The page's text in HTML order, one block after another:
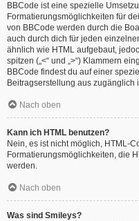
BBCode ist eine spezielle
Formatierungsmöglichkeiten für
von BBCode werden durch die
auch durch dich für jeden
ähnlich wie HTML aufgebaut,
spitzen („<“ und „>“) Klammern
BBCode findest du auf einer
Beitragserstellung aus zugänglich
Nach oben
Kann ich HTML benutzen?
Nein, es ist nicht möglich, HTML-
Formatierungsmöglichkeiten, die
werden.
Nach oben
Was sind Smileys?